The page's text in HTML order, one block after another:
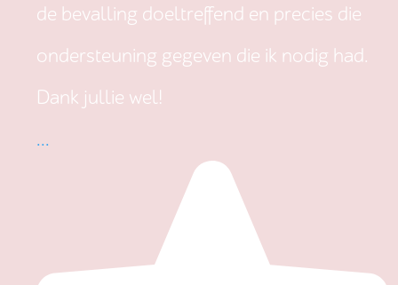
de bevalling doeltreffend en precies die
ondersteuning gegeven die ik nodig had.
Dank jullie wel!
...